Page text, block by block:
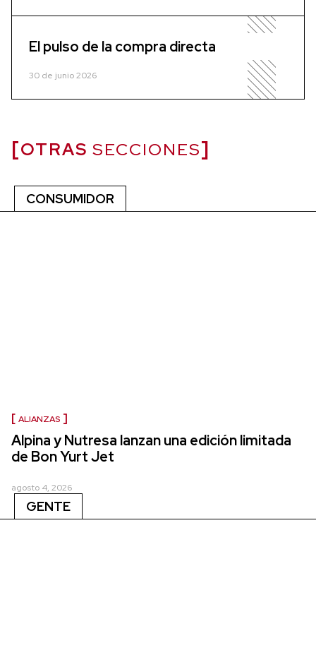
El pulso de la compra directa
30 de junio 2026
OTRAS SECCIONES
CONSUMIDOR
ALIANZAS
Alpina y Nutresa lanzan una edición limitada
de Bon Yurt Jet
agosto 4, 2026
GENTE